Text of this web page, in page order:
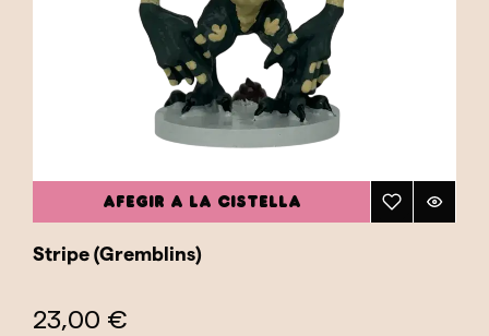
AFEGIR A LA CISTELLA
Stripe (Gremblins)
23,00 €